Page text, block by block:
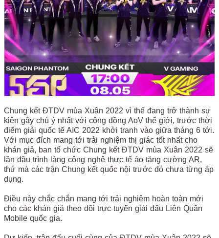
Chung kết ĐTDV mùa Xuân 2022 vì thế đang trở thành sự
kiện gây chú ý nhất với cộng đồng AoV thế giới, trước thời
điểm giải quốc tế AIC 2022 khởi tranh vào giữa tháng 6 tới.
Với mục đích mang tới trải nghiệm thị giác tốt nhất cho
khán giả, ban tổ chức Chung kết ĐTDV mùa Xuân 2022 sẽ
lần đầu trình làng công nghệ thực tế ảo tăng cường AR,
thứ mà các trận Chung kết quốc nội trước đó chưa từng áp
dụng.
Điều này chắc chắn mang tới trải nghiệm hoàn toàn mới
cho các khán giả theo dõi trực tuyến giải đấu Liên Quân
Mobile quốc gia.